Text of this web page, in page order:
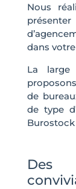
Nous
dans
La
de
de type
Des